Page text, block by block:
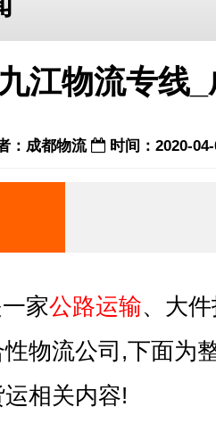
江物流专线
：成都物流 时间：2020-
家公路运输、大
物流公司,下面为
相关内容!